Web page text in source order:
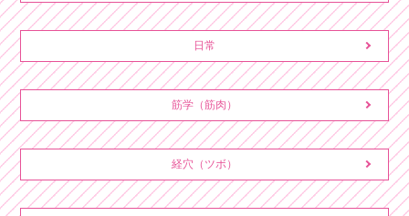
日常
筋学（筋肉）
経穴（ツボ）